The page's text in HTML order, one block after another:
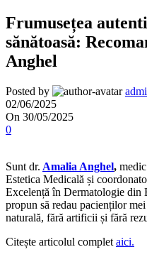
Frumusețea
sănătoasă:
Anghel
Posted by
02/06/2025
On 30/05/2025
0
Sunt dr. Amalia Anghel,
Estetica Medicală și
Excelență în Dermatologie din
propun să redau pacienților
naturală, fără artificii și fără
Citește articolul complet aici.